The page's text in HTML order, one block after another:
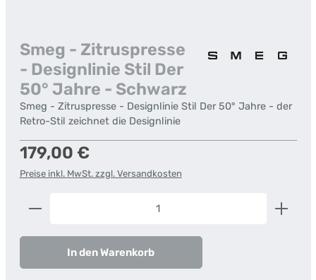
Smeg - Zitruspresse
- Designlinie Stil Der
50° Jahre - Schwarz
Smeg - Zitruspresse - Designlinie Stil Der 50° Jahre - der
Retro-Stil zeichnet die Designlinie
Regulärer Preis:
179,00 €
Preise inkl. MwSt. zzgl. Versandkosten
Produkt Anzahl: Gib den gewünschten Wert ein
In den Warenkorb